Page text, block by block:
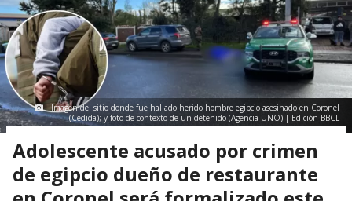
Imagen del sitio donde fue hallado herido hombre egipcio asesinado en Coronel
(Cedida); y foto de contexto de un detenido (Agencia UNO) | Edición BBCL
Adolescente acusado por crimen
de egipcio dueño de restaurante